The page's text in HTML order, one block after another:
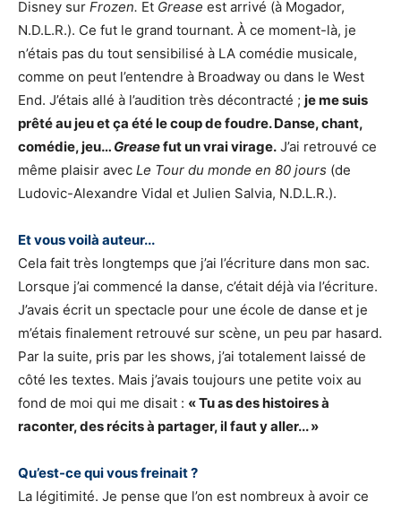
Disney sur Frozen. Et Grease est arrivé (à Mogador,
N.D.L.R.). Ce fut le grand tournant. À ce moment-là, je
n’étais pas du tout sensibilisé à LA comédie musicale,
comme on peut l’entendre à Broadway ou dans le West
End. J’étais allé à l’audition très décontracté ; je me suis
prêté au jeu et ça été le coup de foudre. Danse, chant,
comédie, jeu… Greasefut un vrai virage. J’ai retrouvé ce
même plaisir avec Le Tour du monde en 80 jours (de
Ludovic-Alexandre Vidal et Julien Salvia, N.D.L.R.).
Et vous voilà auteur...
Cela fait très longtemps que j’ai l’écriture dans mon sac.
Lorsque j’ai commencé la danse, c’était déjà via l’écriture.
J’avais écrit un spectacle pour une école de danse et je
m’étais finalement retrouvé sur scène, un peu par hasard.
Par la suite, pris par les shows, j’ai totalement laissé de
côté les textes. Mais j’avais toujours une petite voix au
fond de moi qui me disait : « Tu as des histoires à
raconter, des récits à partager, il faut y aller... »
Qu’est-ce qui vous freinait ?
La légitimité. Je pense que l’on est nombreux à avoir ce